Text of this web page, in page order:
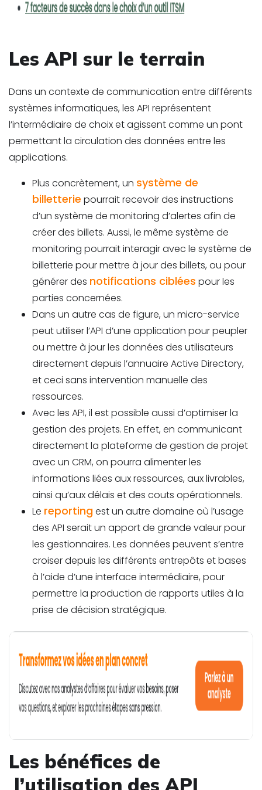
Les API sur le terrain
Dans un contexte de communication entre différents
systèmes informatiques, les API représentent
l’intermédiaire de choix et agissent comme un pont
permettant la circulation des données entre les
applications.
Plus concrètement, un système de
billetterie pourrait recevoir des instructions
d’un système de monitoring d’alertes afin de
créer des billets. Aussi, le même système de
monitoring pourrait interagir avec le système de
billetterie pour mettre à jour des billets, ou pour
générer des notifications ciblées pour les
parties concernées.
Dans un autre cas de figure, un micro-service
peut utiliser l’API d’une application pour peupler
ou mettre à jour les données des utilisateurs
directement depuis l’annuaire Active Directory,
et ceci sans intervention manuelle des
ressources.
Avec les API, il est possible aussi d’optimiser la
gestion des projets. En effet, en communicant
directement la plateforme de gestion de projet
avec un CRM, on pourra alimenter les
informations liées aux ressources, aux livrables,
ainsi qu’aux délais et des couts opérationnels.
Le reportingest un autre domaine où l’usage
des API serait un apport de grande valeur pour
les gestionnaires. Les données peuvent s’entre
croiser depuis les différents entrepôts et bases
à l’aide d’une interface intermédiaire, pour
permettre la production de rapports utiles à la
prise de décision stratégique.
Les bénéfices de
l’utilisation des API